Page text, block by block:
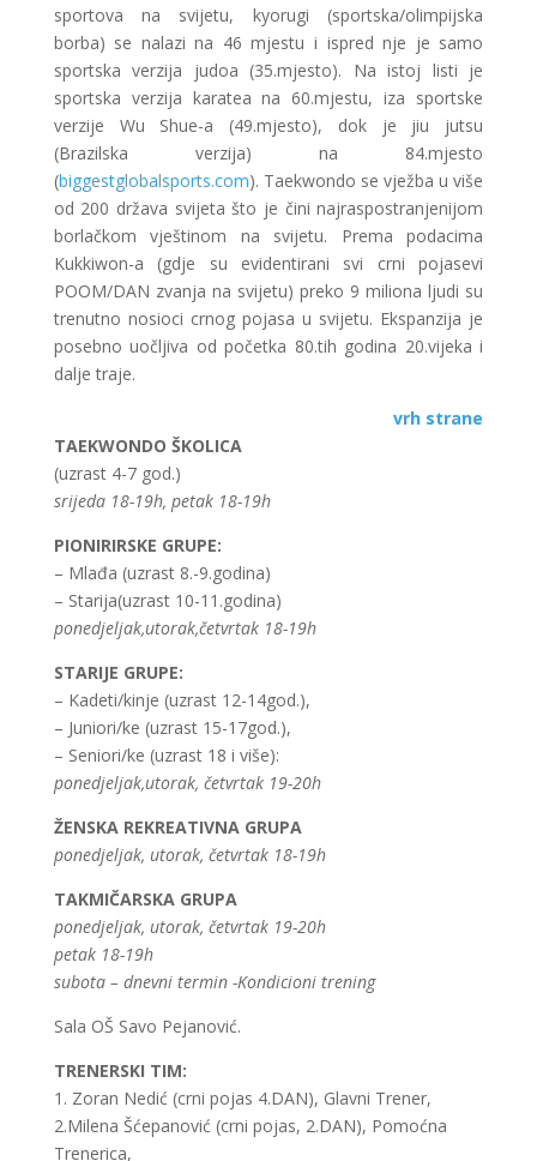
sportova na svijetu, kyorugi (sportska/olimpijska
borba) se nalazi na 46 mjestu i ispred nje je samo
sportska verzija judoa (35.mjesto). Na istoj listi je
sportska verzija karatea na 60.mjestu, iza sportske
verzije Wu Shue-a (49.mjesto), dok je jiu jutsu
(Brazilska verzija) na 84.mjesto
(biggestglobalsports.com). Taekwondo se vježba u više
od 200 država svijeta što je čini najraspostranjenijom
borlačkom vještinom na svijetu. Prema podacima
Kukkiwon-a (gdje su evidentirani svi crni pojasevi
POOM/DAN zvanja na svijetu) preko 9 miliona ljudi su
trenutno nosioci crnog pojasa u svijetu. Ekspanzija je
posebno uočljiva od početka 80.tih godina 20.vijeka i
dalje traje.
vrh strane
TAEKWONDO ŠKOLICA
(uzrast 4-7 god.)
srijeda 18-19h, petak 18-19h
PIONIRIRSKE GRUPE:
– Mlađa (uzrast 8.-9.godina)
– Starija(uzrast 10-11.godina)
ponedjeljak,utorak,četvrtak 18-19h
STARIJE GRUPE:
– Kadeti/kinje (uzrast 12-14god.),
– Juniori/ke (uzrast 15-17god.),
– Seniori/ke (uzrast 18 i više):
ponedjeljak,utorak, četvrtak 19-20h
ŽENSKA REKREATIVNA GRUPA
ponedjeljak, utorak, četvrtak 18-19h
TAKMIČARSKA GRUPA
ponedjeljak, utorak, četvrtak 19-20h
petak 18-19h
subota – dnevni termin -Kondicioni trening
Sala OŠ Savo Pejanović.
TRENERSKI TIM:
1. Zoran Nedić (crni pojas 4.DAN), Glavni Trener,
2.Milena Šćepanović (crni pojas, 2.DAN), Pomoćna
Trenerica,